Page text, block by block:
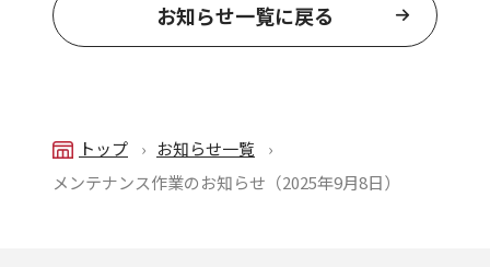
お知らせ一覧に戻る
トップ
お知らせ一覧
メンテナンス作業のお知らせ（2025年9月8日）